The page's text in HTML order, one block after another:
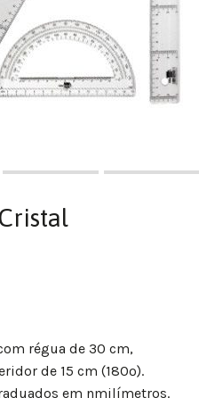
régua de 30 cm,
de 15 cm (180º).
em nmilímetros.